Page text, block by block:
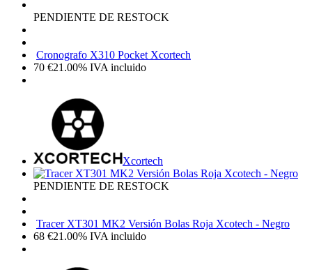
PENDIENTE DE RESTOCK
Cronografo X310 Pocket Xcortech
70 €21.00% IVA incluido
Xcortech
PENDIENTE DE RESTOCK
Tracer XT301 MK2 Versión Bolas Roja Xcotech - Negro
68 €21.00% IVA incluido